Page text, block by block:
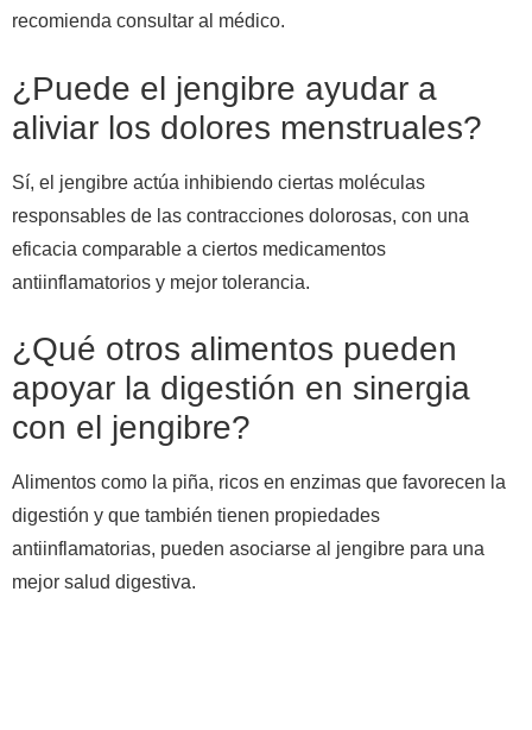
recomienda consultar al médico.
¿Puede el jengibre ayudar a
aliviar los dolores menstruales?
Sí, el jengibre actúa inhibiendo ciertas moléculas
responsables de las contracciones dolorosas, con una
eficacia comparable a ciertos medicamentos
antiinflamatorios y mejor tolerancia.
¿Qué otros alimentos pueden
apoyar la digestión en sinergia
con el jengibre?
Alimentos como la piña, ricos en enzimas que favorecen la
digestión y que también tienen propiedades
antiinflamatorias, pueden asociarse al jengibre para una
mejor salud digestiva.